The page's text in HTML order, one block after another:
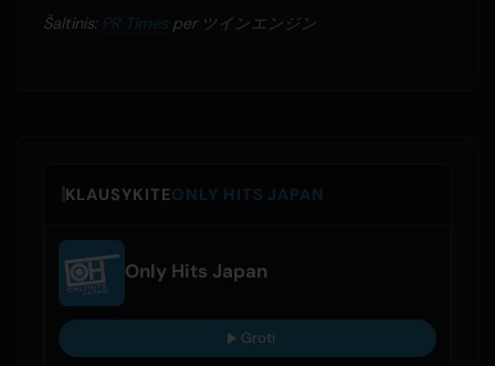
Šaltinis: PR Timesper ツインエンジン
KLAUSYKITEONLY HITS JAPAN
Only Hits Japan
Groti